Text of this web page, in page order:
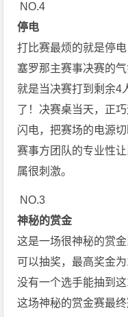
NO.4
停电
打比赛最烦的就是停
塞罗那主赛事决赛的
就是当决赛打到剩余4
了！决赛桌当天，正
闪电，把赛场的电源
赛事方团队的专业性
属很刺激。
NO.3
神秘的赏金
这是一场很神秘的赏
可以抽奖，最高奖金
没有一个选手能抽到
这场神秘的赏金赛最